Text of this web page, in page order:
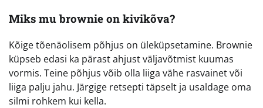
Miks mu brownie on kivikõva?
Kõige tõenäolisem põhjus on üleküpsetamine. Brownie
küpseb edasi ka pärast ahjust väljavõtmist kuumas
vormis. Teine põhjus võib olla liiga vähe rasvainet või
liiga palju jahu. Järgige retsepti täpselt ja usaldage oma
silmi rohkem kui kella.